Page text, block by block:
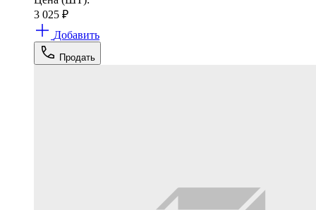
3 025 ₽
Добавить
Продать